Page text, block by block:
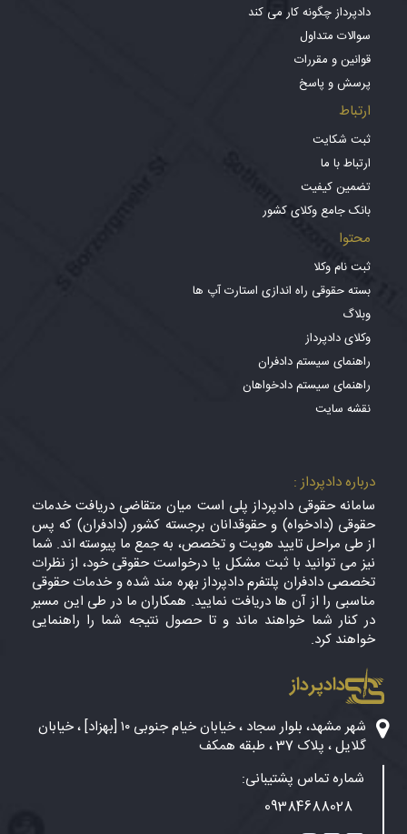
دادپرداز چگونه کار می کند
سوالات متداول
قوانین و مقررات
پرسش و پاسخ
ارتباط
ثبت شکایت
ارتباط با ما
تضمین کیفیت
بانک جامع وکلای کشور
محتوا
ثبت نام وکلا
بسته حقوقی راه اندازی استارت آپ ها
وبلاگ
وکلای دادپرداز
راهنمای سیستم دادفران
راهنمای سیستم دادخواهان
نقشه سایت
درباره دادپرداز :
سامانه حقوقی دادپرداز پلی است میان متقاضی دریافت خدمات
حقوقی (دادخواه) و حقوقدانان برجسته کشور (دادفران) که پس
از طی مراحل تایید هویت و تخصص، به جمع ما پیوسته اند. شما
نیز می توانید با ثبت مشکل یا درخواست حقوقی خود، از نظرات
تخصصی دادفران پلتفرم دادپرداز بهره مند شده و خدمات حقوقی
مناسبی را از آن ها دریافت نمایید. همکاران ما در طی این مسیر
در کنار شما خواهند ماند و تا حصول نتیجه شما را راهنمایی
خواهند کرد.
دادپرداز
شهر مشهد، بلوار سجاد ، خیابان خیام جنوبی ۱۰ [بهزاد] ، خیابان
گلایل ، پلاک 37 ، طبقه همکف
شماره تماس پشتیبانی:
09384688028